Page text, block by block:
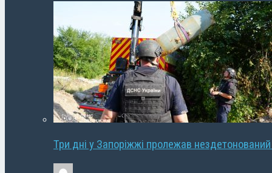
Три дні у Запоріжжі пролежав